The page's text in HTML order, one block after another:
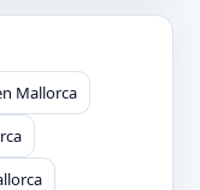
Mallorca